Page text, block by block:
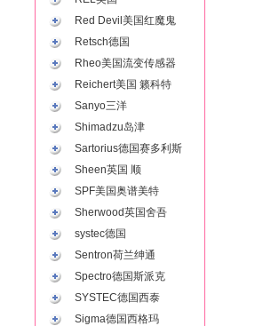
Red Devil美国红魔鬼
Retsch德国
Rheo美国流变传感器
Reichert美国 籁科特
Sanyo三洋
Shimadzu岛津
Sartorius德国赛多利斯
Sheen英国 顺
SPF美国奥谱美特
Sherwood英国舍吾
systec德国
Sentron荷兰绅通
Spectro德国斯派克
SYSTEC德国西泰
Sigma德国西格玛